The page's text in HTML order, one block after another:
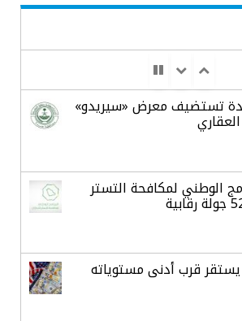
تستضيف معرض «سيريدو»
الوطني لمكافحة التستر
يستقر قرب أدنى مستوياته